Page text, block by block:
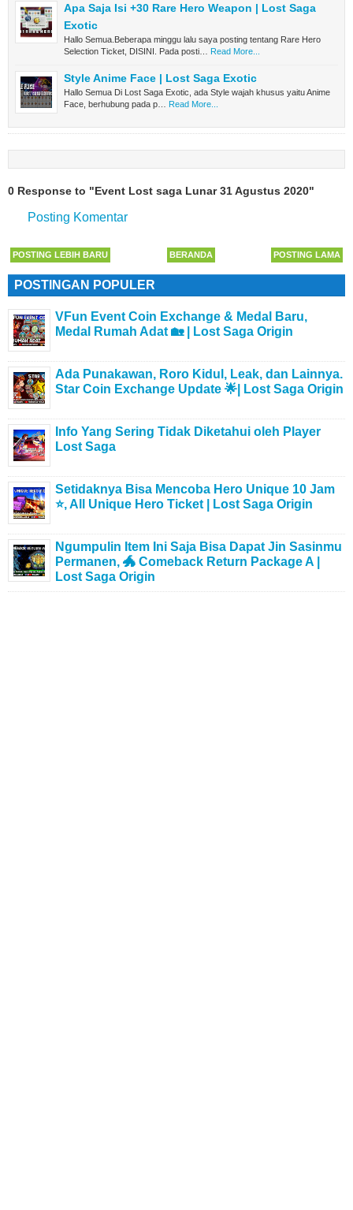
Apa Saja Isi +30 Rare Hero Weapon | Lost Saga
Exotic
Hallo Semua.Beberapa minggu lalu saya posting tentang Rare Hero
Selection Ticket, DISINI. Pada posti…
Read More...
Style Anime Face | Lost Saga Exotic
Hallo Semua Di Lost Saga Exotic, ada Style wajah khusus yaitu Anime
Face, berhubung pada p…
Read More...
0 Response to "Event Lost saga Lunar 31 Agustus 2020"
Posting Komentar
POSTING LEBIH BARU POSTING LAMA
BERANDA
POSTINGAN POPULER
VFun Event Coin Exchange & Medal Baru,
Medal Rumah Adat 🏡 | Lost Saga Origin
Ada Punakawan, Roro Kidul, Leak, dan Lainnya.
Star Coin Exchange Update 🌟| Lost Saga Origin
Info Yang Sering Tidak Diketahui oleh Player
Lost Saga
Setidaknya Bisa Mencoba Hero Unique 10 Jam
⭐, All Unique Hero Ticket | Lost Saga Origin
Ngumpulin Item Ini Saja Bisa Dapat Jin Sasinmu
Permanen, 🐲 Comeback Return Package A |
Lost Saga Origin